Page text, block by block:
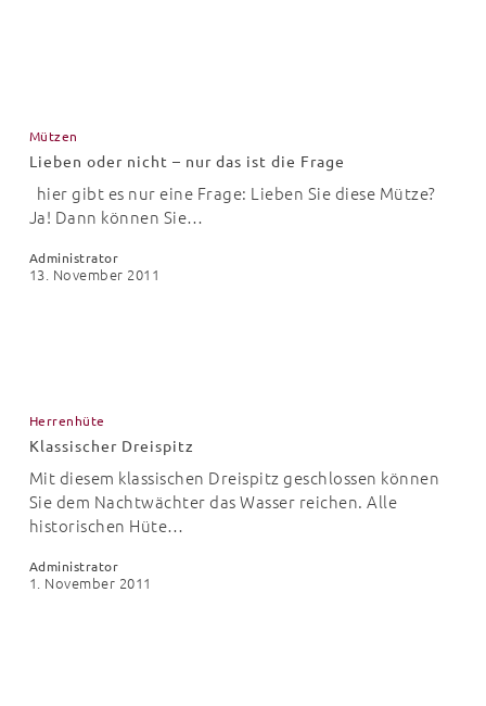
nicht
–
nur
das
die
Mützen
Lieben oder nicht – nur das ist die Frage
hier gibt es nur eine Frage: Lieben Sie diese Mütze?
Ja! Dann können Sie…
Administrator
13. November 2011
Herrenhüte
Klassischer Dreispitz
Mit diesem klassischen Dreispitz geschlossen können
Sie dem Nachtwächter das Wasser reichen. Alle
historischen Hüte…
Administrator
1. November 2011